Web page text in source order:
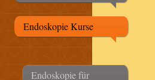
Endoskopie Kurse
Endoskopie für